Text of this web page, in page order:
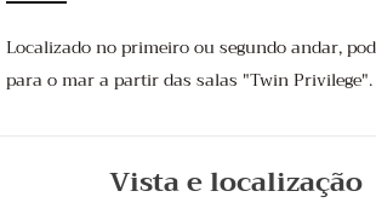
Localizado no primeiro ou segundo andar,
para o mar a partir das salas "Twin Privilege".
Vista e localização